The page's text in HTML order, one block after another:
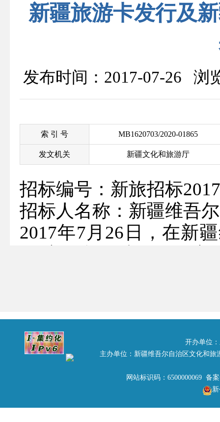
新疆旅游卡发行及
发布时间：2017-07-26 浏
索 引 号 MB1620703/2020-01865
发文机关 新疆文化和旅游厅
招标编号：新旅招标
招标人名称：新疆维吾
2017年7月26日，在新
新疆旅游卡发行项目中
有限公司
新疆旅游电商运营项目
评标人：李晓东、颜富
开办单位
主办单位：新疆维吾尔自治区文化和
网站标识码：6500000069 备